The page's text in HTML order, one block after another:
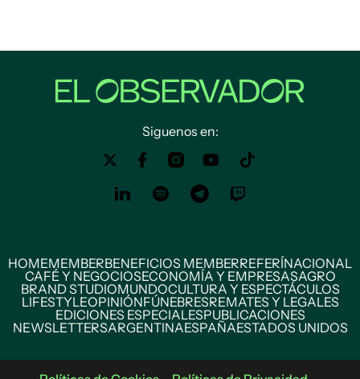
Siguenos en:
HOMEMEMBERBENEFICIOS MEMBERREFERÍNACIONAL
CAFÉ Y NEGOCIOSECONOMÍA Y EMPRESASAGRO
BRAND STUDIOMUNDOCULTURA Y ESPECTÁCULOS
LIFESTYLEOPINIÓNFÚNEBRESREMATES Y LEGALES
EDICIONES ESPECIALESPUBLICACIONES
NEWSLETTERSARGENTINAESPAÑAESTADOS UNIDOS